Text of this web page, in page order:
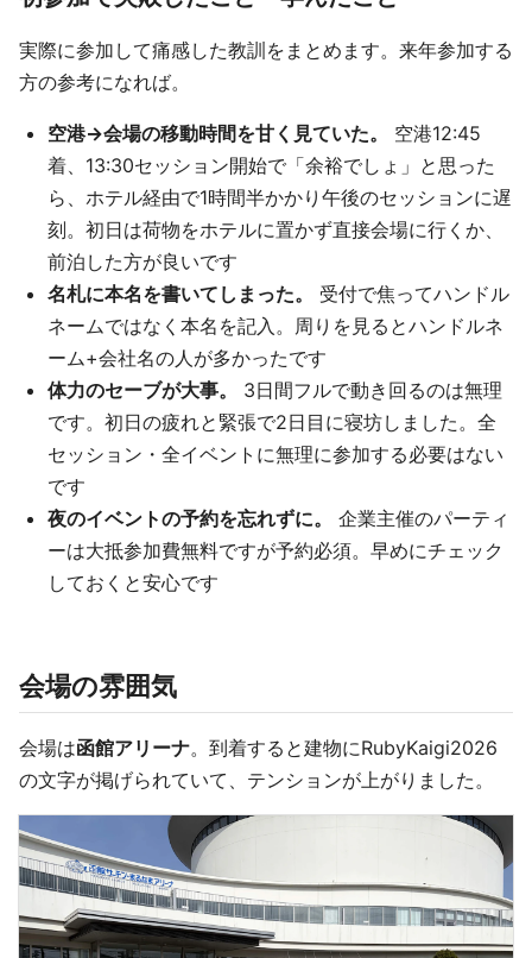
実際に参加して痛感した教訓をまとめます。来年参加する
方の参考になれば。
空港→会場の移動時間を甘く見ていた。
空港12:45
着、13:30セッション開始で「余裕でしょ」と思った
ら、ホテル経由で1時間半かかり午後のセッションに遅
刻。初日は荷物をホテルに置かず直接会場に行くか、
前泊した方が良いです
名札に本名を書いてしまった。
受付で焦ってハンドル
ネームではなく本名を記入。周りを見るとハンドルネ
ーム+会社名の人が多かったです
体力のセーブが大事。
3日間フルで動き回るのは無理
です。初日の疲れと緊張で2日目に寝坊しました。全
セッション・全イベントに無理に参加する必要はない
です
夜のイベントの予約を忘れずに。
企業主催のパーティ
ーは大抵参加費無料ですが予約必須。早めにチェック
しておくと安心です
会場の雰囲気
会場は函館アリーナ。到着すると建物にRubyKaigi2026
の文字が掲げられていて、テンションが上がりました。